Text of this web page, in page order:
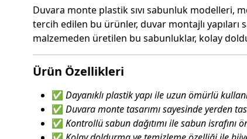
Duvara monte plastik sıvı sabunluk modelleri,
tercih edilen bu ürünler, duvar montajlı yapıları
malzemeden üretilen bu sabunluklar, kolay
Ürün Özellikleri
✅ Dayanıklı plastik yapı ile uzun ömürlü
✅ Duvara monte tasarımı sayesinde yerden
✅ Kontrollü sabun dağıtımı ile sabun israfını